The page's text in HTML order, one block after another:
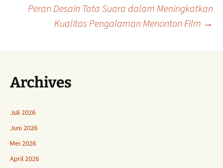
Tulisan
Peran Desain Tata Suara dalam Meningkatkan
Kualitas Pengalaman Menonton Film →
Archives
Juli 2026
Juni 2026
Mei 2026
April 2026